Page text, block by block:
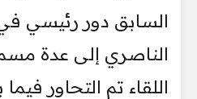
السابق دور رئيسي
الناصري إلى عدة
اللقاء تم التحاور